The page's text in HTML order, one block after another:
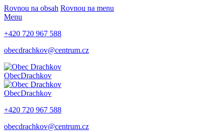
Rovnou na obsah Rovnou na menu
Menu
+420 720 967 588
obecdrachkov@centrum.cz
ObecDrachkov
ObecDrachkov
+420 720 967 588
obecdrachkov@centrum.cz